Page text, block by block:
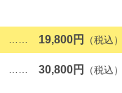
19,800円
30,800円